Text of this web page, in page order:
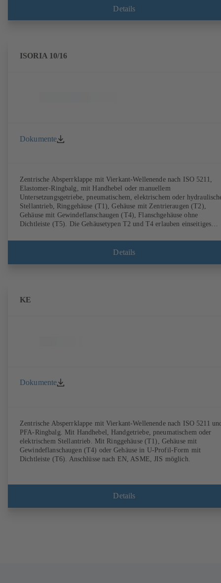
Details
ISORIA 10/16
Dokumente
Zentrische Absperrklappe mit Vierkant-Wellenende nach ISO 5211,
Elastomer-Ringbalg, mit Handhebel oder manuellem
Untersetzungsgetriebe, pneumatischem, elektrischem oder
Stellantrieb, Ringgehäuse (T1), Gehäuse mit Zentrieraugen (T2),
Gehäuse mit Gewindeflanschaugen (T4), Flanschgehäuse ohne
Dichtleiste (T5). Die Gehäusetypen T2 und T4 erlauben einseitiges
Anschlüsse nach EN, ASME, JIS.
Details
KE
Dokumente
Zentrische Absperrklappe mit Vierkant-Wellenende nach ISO 5211
PFA-Ringbalg. Mit Handhebel, Handgetriebe, pneumatischem oder
elektrischem Stellantrieb. Mit Ringgehäuse (T1), Gehäuse mit
Gewindeflanschaugen (T4) oder Gehäuse in U-Profil-Form mit
Dichtleiste (T6). Anschlüsse nach EN, ASME, JIS möglich.
Details